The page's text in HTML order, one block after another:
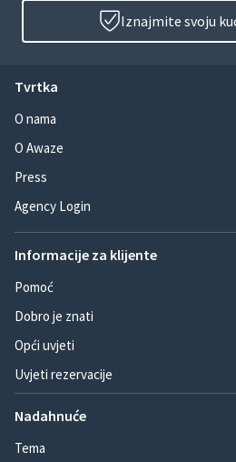
Iznajmite svoju
Tvrtka
O nama
O Awaze
Press
Agency Login
Informacije za klijente
Pomoć
Dobro je znati
Opći uvjeti
Uvjeti rezervacije
Nadahnuće
Tema